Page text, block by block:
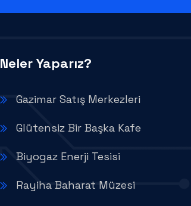
Neler Yaparız?
Gazimar Satış Merkezleri
Glütensiz Bir Başka Kafe
Biyogaz Enerji Tesisi
Rayiha Baharat Müzesi